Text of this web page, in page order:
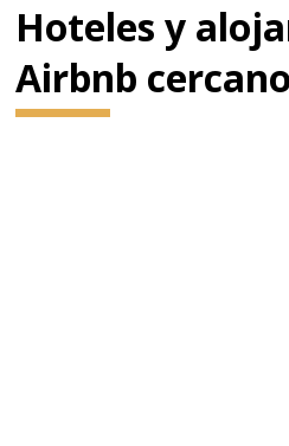
Hoteles y
Airbnb